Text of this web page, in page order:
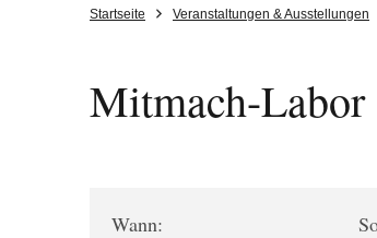
Startseite Veranstaltungen & Ausstellungen
Mitmach-Labor
Wann: